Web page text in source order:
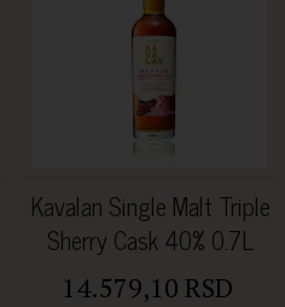
Kavalan Single Malt Triple
Sherry Cask 40% 0.7L
14.579,10 RSD